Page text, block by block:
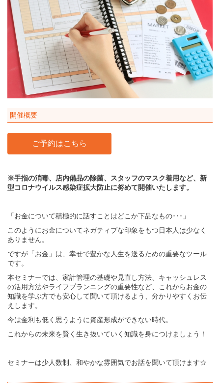
開催概要
ご予約はこちら
※手指の消毒、店内備品の除菌、スタッフのマスク着用など、新
型コロナウイルス感染症拡大防止に努めて開催いたします。
「お金について積極的に話すことはどこか下品なもの･･･」
このようにお金についてネガティブな印象をもつ日本人は少なく
ありません。
ですが「お金」は、幸せで豊かな人生を送るための重要なツール
です。
本セミナーでは、家計管理の基礎や見直し方法、キャッシュレス
の活用方法やライフプランニングの重要性など、これからお金の
知識を学ぶ方でも安心して聞いて頂けるよう、分かりやすくお伝
えします。
今は金利も低く思うように資産形成ができない時代。
これからの未来を賢く生き抜いていく知識を身につけましょう！
セミナーは少人数制、和やかな雰囲気でお話を聞いて頂けます☆